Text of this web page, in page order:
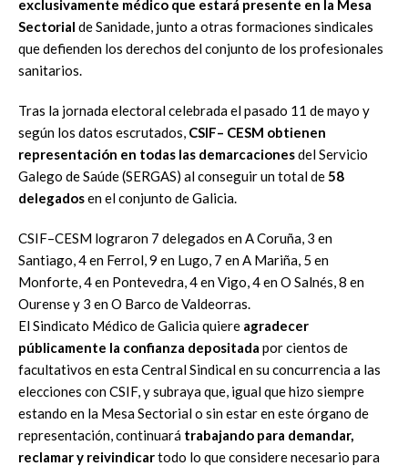
exclusivamente médico que estará presente en la Mesa
Sectorial de Sanidade, junto a otras formaciones sindicales
quedefienden los derechos delconjunto de los profesionales
sanitarios.
Tras la jornada electoral celebrada el pasado 11 de mayo y
según los datos escrutados, CSIF– CESM obtienen
representación en todas las demarcacionesdel Servicio
Galego de Saúde (SERGAS) al conseguir un total de58
delegadosen el conjunto deGalicia.
CSIF–CESM lograron 7 delegados en A Coruña, 3 en
Santiago, 4 en Ferrol, 9 en Lugo, 7 en A Mariña, 5 en
Monforte, 4 en Pontevedra, 4 en Vigo, 4 en O Salnés, 8 en
Ourense y 3 en O Barco de Valdeorras.
El Sindicato Médico de Galicia quiere agradecer
públicamente la confianza depositada por cientos de
facultativos en esta Central Sindical en su concurrenciaa las
elecciones con CSIF, y subraya que, igual que hizo siempre
estando en la Mesa Sectorial o sin estar en este órgano de
representación, continuará trabajando para demandar,
reclamary reivindicartodo lo queconsiderenecesario para